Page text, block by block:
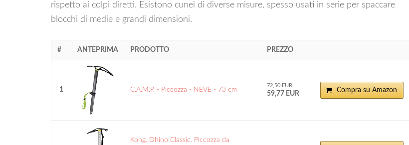
rispetto ai colpi diretti. Esistono cunei di diverse misure, spesso usati in serie per spaccare
blocchi di medie e grandi dimensioni.
# ANTEPRIMA PRODOTTO PREZZO
1 C.A.M.P. - Piccozza - NEVE - 73 cm
72,50 EUR
59,77 EUR Compra su Amazon
Kong. Dhino Classic. Piccozza da